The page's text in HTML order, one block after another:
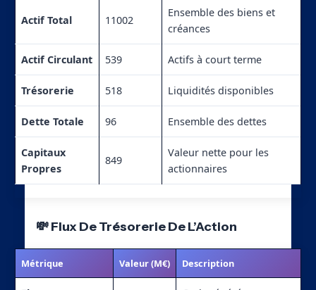
Actif Total 11002
Ensemble des biens et
créances
Actif Circulant 539 Actifs à court terme
Trésorerie 518 Liquidités disponibles
Dette Totale 96 Ensemble des dettes
Capitaux
Propres
849
Valeur nette pour les
actionnaires
💸 Flux De Trésorerie De L’Action
Métrique Valeur (M€) Description